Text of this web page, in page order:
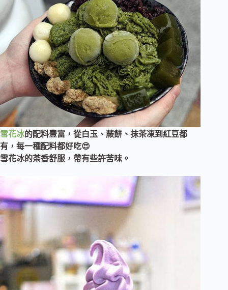
雪花冰的配料豐富，從白玉、蕨餅、抹茶凍到紅豆都
有，每一種配料都好吃😍
雪花冰的茶香舒服，帶有些許苦味。